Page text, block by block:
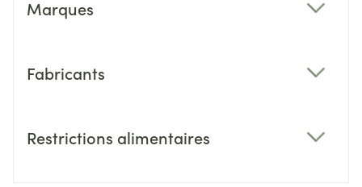
Marques
Fabricants
Restrictions alimentaires